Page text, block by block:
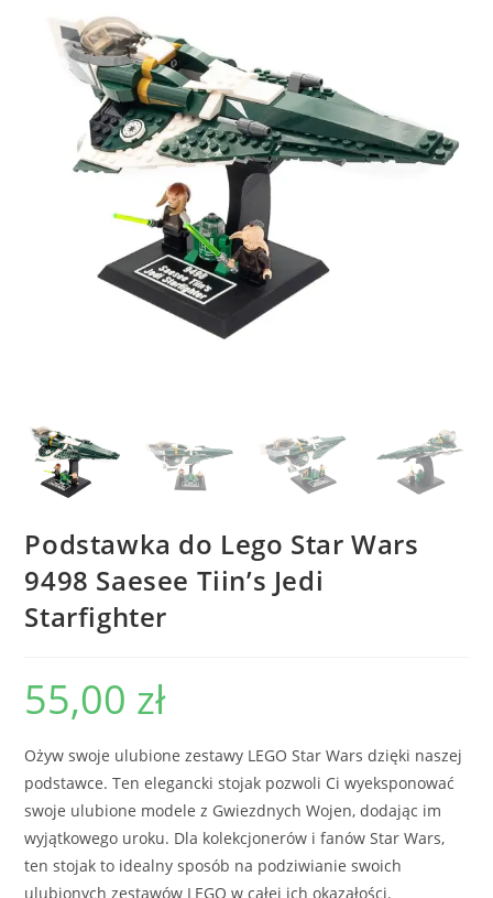
Podstawka do Lego Star Wars
9498 Saesee Tiin’s Jedi
Starfighter
55,00 zł
Ożyw swoje ulubione zestawy LEGO Star Wars dzięki naszej
podstawce. Ten elegancki stojak pozwoli Ci wyeksponować
swoje ulubione modele z Gwiezdnych Wojen, dodając im
wyjątkowego uroku. Dla kolekcjonerów i fanów Star Wars,
ten stojak to idealny sposób na podziwianie swoich
ulubionych zestawów LEGO w całej ich okazałości.